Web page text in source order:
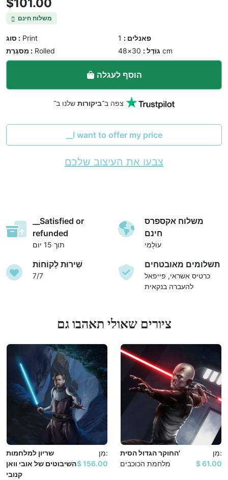
משלוח חינם
סוג : Print פאנלים : 1
מִסגֶרֶת : Rolled גוֹדֶל : 30×48 cm
הוסף לעגלה
צפה ב־ביקורות
__I want to offer my price
צבעו את העיצוב שלכם
__Satisfied or
refunded
תוך 15 יום
משלוח אקספרס
חינם
עוֹלָמִי
שֵׁירוּת לָקוֹחוֹת
7/7
תשלומים מאובטחים
כרטיס אשראי, פייפאל
להעברה בנקאית
ציורים שאולי תאהבו גם
שריון למלחמות
השיבוטים של אובי וואן
קנובי
מִן:
החוקר הגדול הסית'
מלחמת הכוכבים
מִן: